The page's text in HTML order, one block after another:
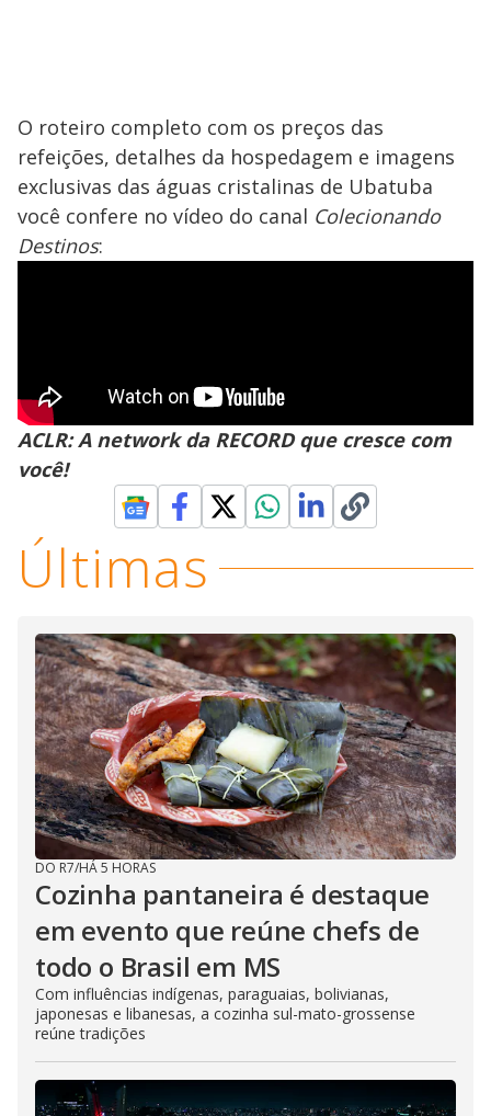
O roteiro completo com os preços das
refeições, detalhes da hospedagem e imagens
exclusivas das águas cristalinas de Ubatuba
você confere no vídeo do canal Colecionando
Destinos:
ACLR: A network da RECORD que cresce com
você!
Últimas
DO R7/HÁ 5 HORAS
Cozinha pantaneira é destaque
em evento que reúne chefs de
todo o Brasil em MS
Com influências indígenas, paraguaias, bolivianas,
japonesas e libanesas, a cozinha sul-mato-grossense
reúne tradições